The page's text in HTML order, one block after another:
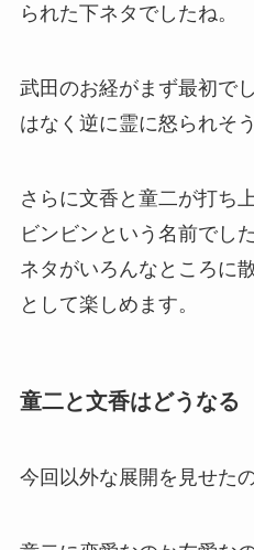
られた下ネタでしたね。
武田のお経がまず最初で
はなく逆に霊に怒られそ
さらに文香と童二が打ち
ビンビンという名前でし
ネタがいろんなところに
として楽しめます。
童二と文香はどうなる
今回以外な展開を見せた